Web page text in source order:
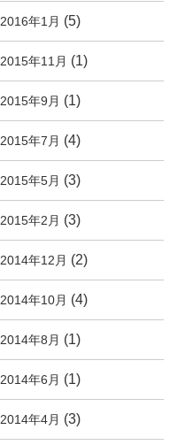
2016年1月 (5)
2015年11月 (1)
2015年9月 (1)
2015年7月 (4)
2015年5月 (3)
2015年2月 (3)
2014年12月 (2)
2014年10月 (4)
2014年8月 (1)
2014年6月 (1)
2014年4月 (3)